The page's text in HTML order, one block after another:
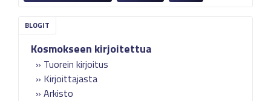
Kosmokseen kirjoitettua
Tuorein kirjoitus
Kirjoittajasta
Arkisto